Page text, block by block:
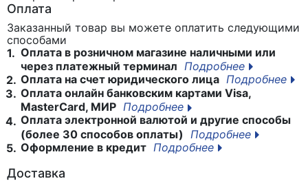
Оплата
Заказанный товар вы можете оплатить следующими
способами
1. Оплата в розничном магазине наличными или
через платежный терминал Подробнее
2. Оплата на счет юридического лица Подробнее
3. Оплата онлайн банковским картами Visa,
MasterCard, МИР Подробнее
4. Оплата электронной валютой и другие способы
(более 30 способов оплаты)
Подробнее
5. Оформление в кредит Подробнее
Доставка